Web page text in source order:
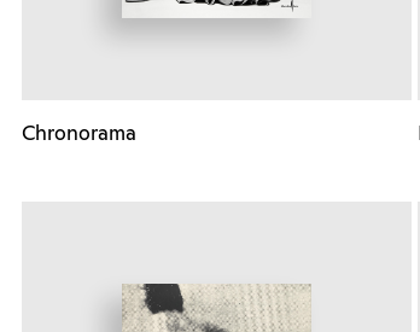
Chronorama